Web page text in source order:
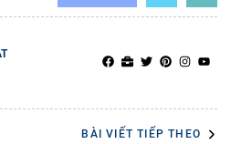
BÀI VIẾT TIẾP THEO